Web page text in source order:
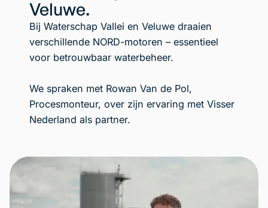
Veluwe.
Bij Waterschap Vallei en Veluwe draaien
verschillende NORD-motoren – essentieel
voor betrouwbaar waterbeheer.
We spraken met Rowan Van de Pol,
Procesmonteur, over zijn ervaring met Visser
Nederland als partner.